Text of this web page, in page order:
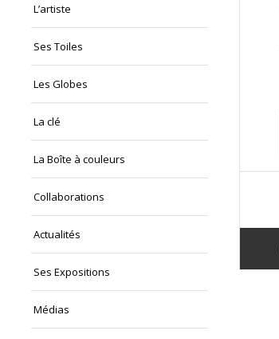
L’artiste
Ses Toiles
Les Globes
La clé
La Boîte à couleurs
Collaborations
Actualités
Ses Expositions
Médias